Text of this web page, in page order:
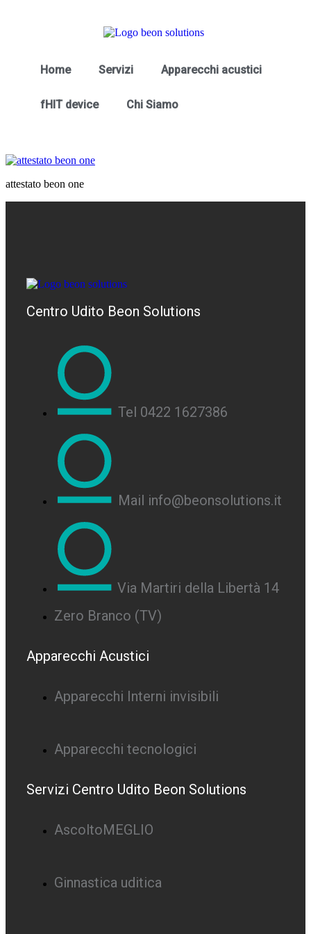
Home Servizi Apparecchi acustici
fHIT device Chi Siamo
attestato beon one
Centro Udito Beon Solutions
Tel 0422 1627386
Mail info@beonsolutions.it
Via Martiri della Libertà 14
Zero Branco (TV)
Apparecchi Acustici
Apparecchi Interni invisibili
Apparecchi tecnologici
Servizi Centro Udito Beon Solutions
AscoltoMEGLIO
Ginnastica uditica